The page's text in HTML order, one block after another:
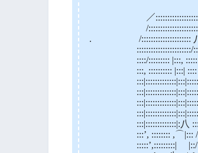
／::::::::::::::::::::/ﾆ／
/:::::::::::::::::::::::/ﾆ/
. /::::::::::::::::::::: 八ﾆ{=-
:::::::::::::::::::::::/::::::::::/
::::/::::::::: |:::, ::::::: /
:::, :::::::::: |:::| :::: /=/
:::|:::::::::::::|:::|::::::::
:::|:::::::::::::|:八 ::: /
:::’, :::::::: ,⌒|::: /
:::::’,:::::::::| |::/